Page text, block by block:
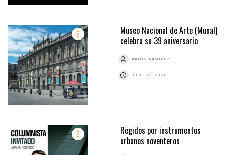
Museo Nacional de Arte (Munal)
celebra su 39 aniversario
AARÓN RAMÍREZ
JULIO 27, 2021
Regidos por instrumentos
urbanos noventeros